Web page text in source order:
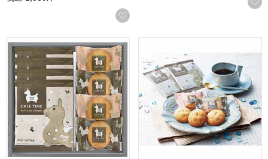
お気に入りに登録する
ロディ カフェタイムセット[NIN-07]【年間ギフト】